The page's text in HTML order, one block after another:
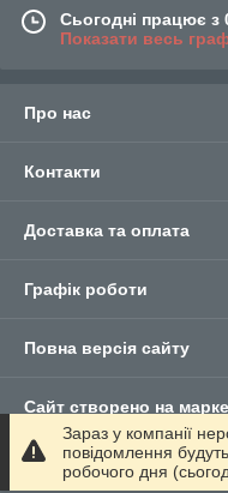
Сьогодні працює з
Показати весь
Про нас
Контакти
Доставка та оплата
Графік роботи
Повна версія сайту
Сайт створено на
Політика
Зараз у компанії
повідомлення
робочого дня